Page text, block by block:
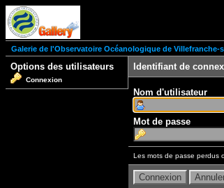
Galerie de l'Observatoire Océanologique de Villefranche-
Options des utilisateurs
Connexion
Identifiant de
Nom d'utilisateur
Mot de passe
Les mots de passe perdus